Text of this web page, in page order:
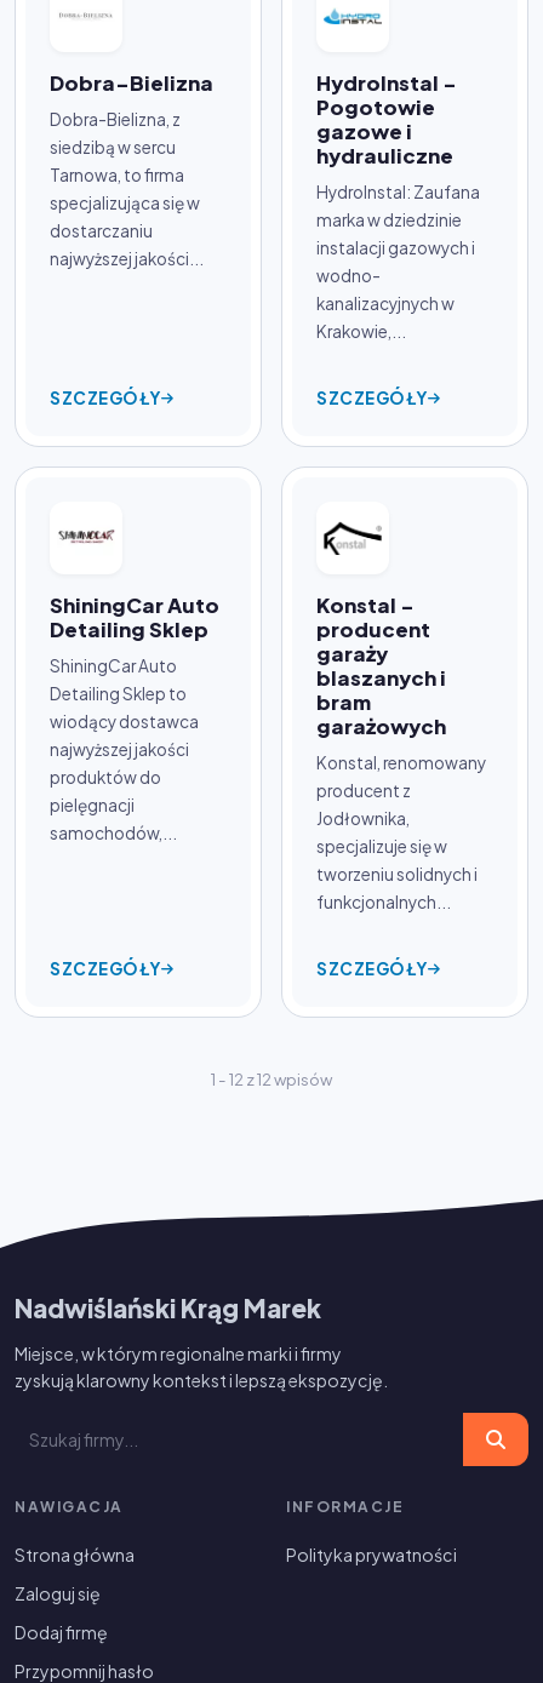
Dobra-Bielizna
Dobra-Bielizna, z
siedzibą w sercu
Tarnowa, to firma
specjalizująca się w
dostarczaniu
najwyższej jakości...
SZCZEGÓŁY
HydroInstal -
Pogotowie
gazowe i
hydrauliczne
HydroInstal: Zaufana
marka w dziedzinie
instalacji gazowych i
wodno-
kanalizacyjnych w
Krakowie,...
SZCZEGÓŁY
ShiningCar Auto
Detailing Sklep
ShiningCar Auto
Detailing Sklep to
wiodący dostawca
najwyższej jakości
produktów do
pielęgnacji
samochodów,...
SZCZEGÓŁY
Konstal -
producent
garaży
blaszanych i
bram
garażowych
Konstal, renomowany
producent z
Jodłownika,
specjalizuje się w
tworzeniu solidnych i
funkcjonalnych...
SZCZEGÓŁY
1 - 12 z 12 wpisów
Nadwiślański Krąg Marek
Miejsce, w którym regionalne marki i firmy
zyskują klarowny kontekst i lepszą ekspozycję.
NAWIGACJA
Strona główna
Zaloguj się
Dodaj firmę
Przypomnij hasło
INFORMACJE
Polityka prywatności